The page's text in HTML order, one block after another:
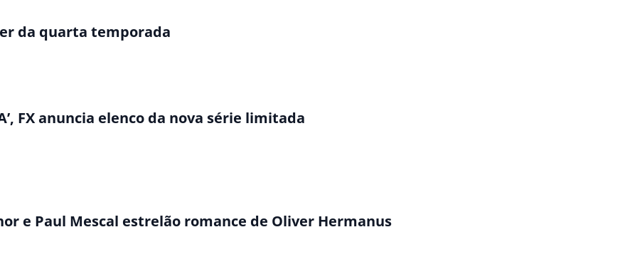
da quarta temporada
FX anuncia elenco da nova série limitada
e Paul Mescal estrelão romance de Oliver Hermanus